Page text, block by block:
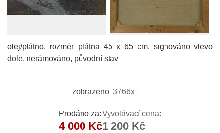
olej/plátno, rozměr plátna 45 x 65 cm, signováno vlevo
dole, nerámováno, původní stav
zobrazeno: 3766x
Prodáno za:
4 000 Kč
Vyvolávací cena:
1 200 Kč